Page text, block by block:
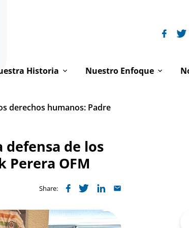
Historia
Franciscanismo y derechos humanos
Franciscanos en la ONU
Reflexiones espirituales
Nuestro Enfoque
Justicia ambiental
derechos humanos: Padre
defensa de los
Perera OFM
Share: